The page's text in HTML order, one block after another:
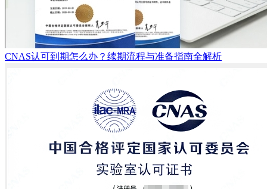
CNAS认可到期怎么办？续期流程与准备指南全解析